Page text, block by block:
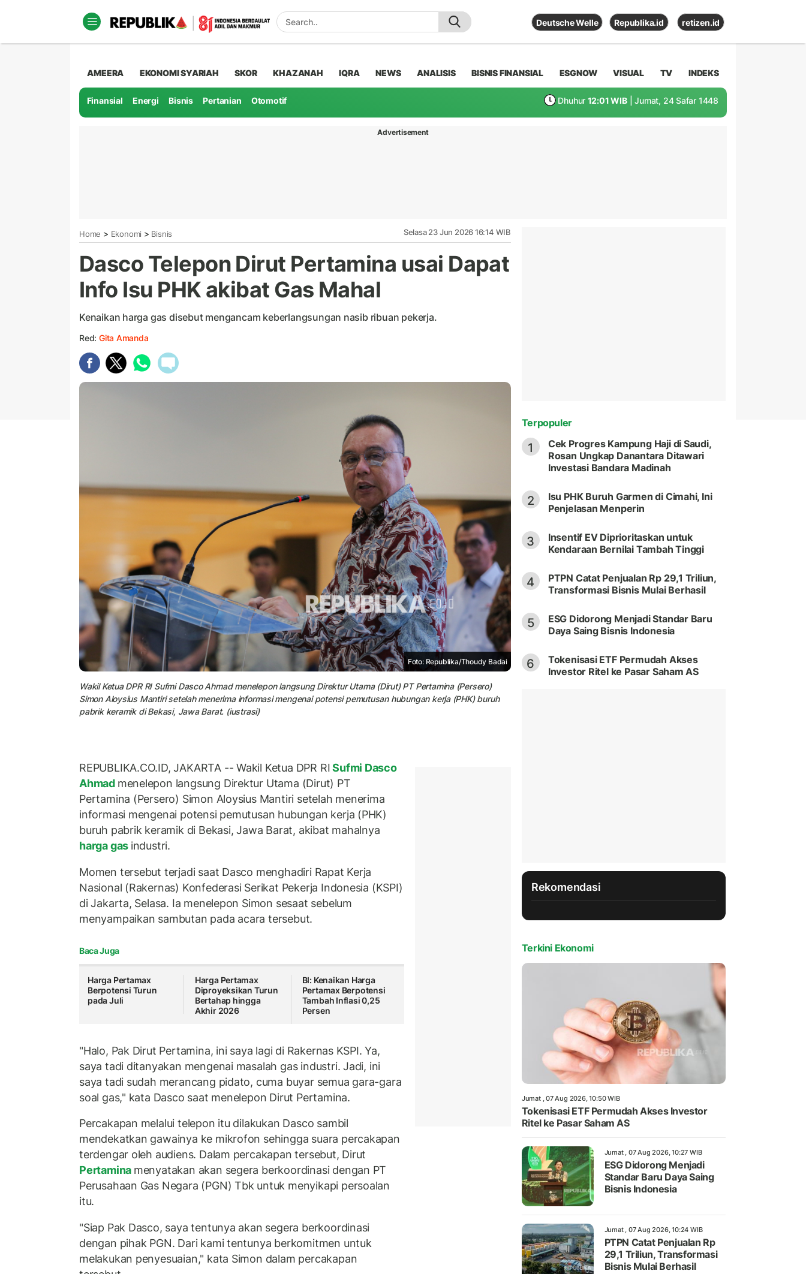
Deutsche Welle Republika.id retizen.id
AMEERA EKONOMI SYARIAH SKOR KHAZANAH IQRA NEWS ANALISIS BISNIS FINANSIAL ESGNOW VISUAL TV INDEKS
Finansial Energi Bisnis Pertanian Otomotif Dhuhur 12:01 WIB | Jumat, 24 Safar 1448
Advertisement
Home > Ekonomi > Bisnis Selasa 23 Jun 2026 16:14 WIB
Dasco Telepon Dirut Pertamina usai Dapat
Info Isu PHK akibat Gas Mahal
Kenaikan harga gas disebut mengancam keberlangsungan nasib ribuan pekerja.
Red: Gita Amanda
Foto: Republika/Thoudy Badai
Wakil Ketua DPR RI Sufmi Dasco Ahmad menelepon langsung Direktur Utama (Dirut) PT Pertamina (Persero)
Simon Aloysius Mantiri setelah menerima informasi mengenai potensi pemutusan hubungan kerja (PHK) buruh
pabrik keramik di Bekasi, Jawa Barat. (iustrasi)
REPUBLIKA.CO.ID, JAKARTA -- Wakil Ketua DPR RISufmi Dasco
Ahmad menelepon langsung Direktur Utama (Dirut) PT
Pertamina (Persero) Simon Aloysius Mantiri setelah menerima
informasi mengenai potensi pemutusan hubungan kerja (PHK)
buruh pabrik keramik di Bekasi, Jawa Barat, akibat mahalnya
harga gas industri.
Momen tersebut terjadi saat Dasco menghadiri Rapat Kerja
Nasional (Rakernas) Konfederasi Serikat Pekerja Indonesia (KSPI)
di Jakarta, Selasa. Ia menelepon Simon sesaat sebelum
menyampaikan sambutan pada acara tersebut.
Baca Juga
Harga Pertamax
Berpotensi Turun
pada Juli
Harga Pertamax
Diproyeksikan Turun
Bertahap hingga
Akhir 2026
BI: Kenaikan Harga
Pertamax Berpotensi
Tambah Inflasi 0,25
Persen
"Halo, Pak Dirut Pertamina, ini saya lagi di Rakernas KSPI. Ya,
saya tadi ditanyakan mengenai masalah gas industri. Jadi, ini
saya tadi sudah merancang pidato, cuma buyar semua gara-gara
soal gas," kata Dasco saat menelepon Dirut Pertamina.
Percakapan melalui telepon itu dilakukan Dasco sambil
mendekatkan gawainya ke mikrofon sehingga suara percakapan
terdengar oleh audiens. Dalam percakapan tersebut, Dirut
Pertamina menyatakan akan segera berkoordinasi dengan PT
Perusahaan Gas Negara (PGN) Tbk untuk menyikapi persoalan
itu.
"Siap Pak Dasco, saya tentunya akan segera berkoordinasi
dengan pihak PGN. Dari kami tentunya berkomitmen untuk
melakukan penyesuaian," kata Simon dalam percakapan
Terpopuler
1
Cek Progres Kampung Haji di Saudi,
Rosan Ungkap Danantara Ditawari
Investasi Bandara Madinah
2
Isu PHK Buruh Garmen di Cimahi, Ini
Penjelasan Menperin
3
Insentif EV Diprioritaskan untuk
Kendaraan Bernilai Tambah Tinggi
4
PTPN Catat Penjualan Rp 29,1 Triliun,
Transformasi Bisnis Mulai Berhasil
5
ESG Didorong Menjadi Standar Baru
Daya Saing Bisnis Indonesia
6
Tokenisasi ETF Permudah Akses
Investor Ritel ke Pasar Saham AS
Rekomendasi
Terkini Ekonomi
Jumat , 07 Aug 2026, 10:50 WIB
Tokenisasi ETF Permudah Akses Investor
Ritel ke Pasar Saham AS
Jumat , 07 Aug 2026, 10:27 WIB
ESG Didorong Menjadi
Standar Baru Daya Saing
Bisnis Indonesia
Jumat , 07 Aug 2026, 10:24 WIB
PTPN Catat Penjualan Rp
29,1 Triliun, Transformasi
Bisnis Mulai Berhasil